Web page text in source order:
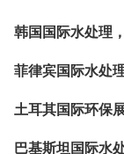
韩国国际水处理
菲律宾国际水处
土耳其国际环保
巴基斯坦国际水